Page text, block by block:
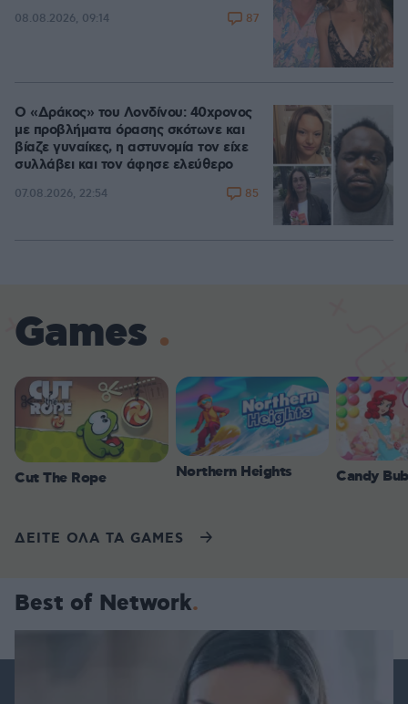
08.08.2026, 09:14 87
Ο «Δράκος» του Λονδίνου: 40χρονος
με προβλήματα όρασης σκότωνε και
βίαζε γυναίκες, η αστυνομία τον είχε
συλλάβει και τον άφησε ελεύθερο
07.08.2026, 22:54 85
Games
Cut The Rope Northern Heights Candy
ΔΕΙΤΕ ΟΛΑ ΤΑ GAMES
Best of Network